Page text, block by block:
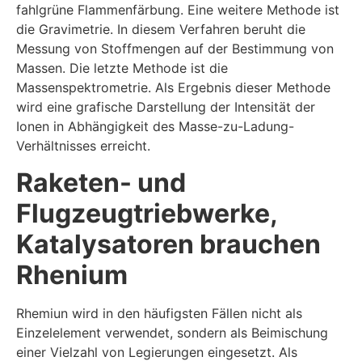
fahlgrüne Flammenfärbung. Eine weitere Methode ist
die Gravimetrie. In diesem Verfahren beruht die
Messung von Stoffmengen auf der Bestimmung von
Massen. Die letzte Methode ist die
Massenspektrometrie. Als Ergebnis dieser Methode
wird eine grafische Darstellung der Intensität der
Ionen in Abhängigkeit des Masse-zu-Ladung-
Verhältnisses erreicht.
Raketen- und
Flugzeugtriebwerke,
Katalysatoren brauchen
Rhenium
Rhemiun wird in den häufigsten Fällen nicht als
Einzelelement verwendet, sondern als Beimischung
einer Vielzahl von Legierungen eingesetzt. Als